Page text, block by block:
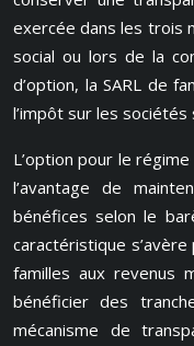
exercée dans les trois
social ou lors de la
d’option, la SARL de
l’impôt sur les
L’option pour le
l’avantage de
bénéfices selon le
caractéristique
familles aux revenus
bénéficier des
mécanisme de